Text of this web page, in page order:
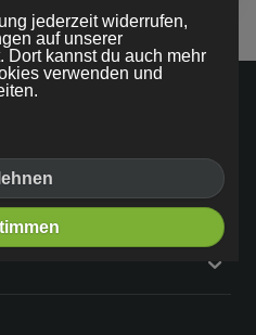
jederzeit widerrufen,
auf unserer
Dort kannst du auch mehr
verwenden und